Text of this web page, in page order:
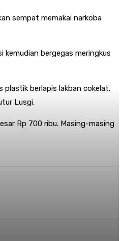
sempat memakai narkoba
kemudian bergegas meringkus
plastik berlapis lakban cokelat.
Lusgi.
Rp 700 ribu. Masing-masing